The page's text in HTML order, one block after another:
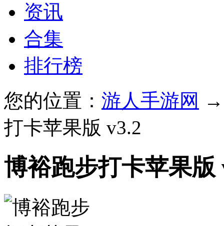
资讯
合集
排行榜
您的位置： 游人手游网
打卡苹果版 v3.2
博裕跑步打卡苹果版